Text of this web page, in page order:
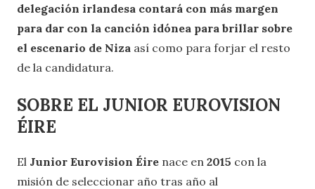
delegación irlandesa contará con más margen
para dar con la canción idónea para brillar sobre
el escenario de Niza así como para forjar el resto
de la candidatura.
SOBRE EL JUNIOR EUROVISION
ÉIRE
El Junior Eurovision Éire nace en 2015 con la
misión de seleccionar año tras año al